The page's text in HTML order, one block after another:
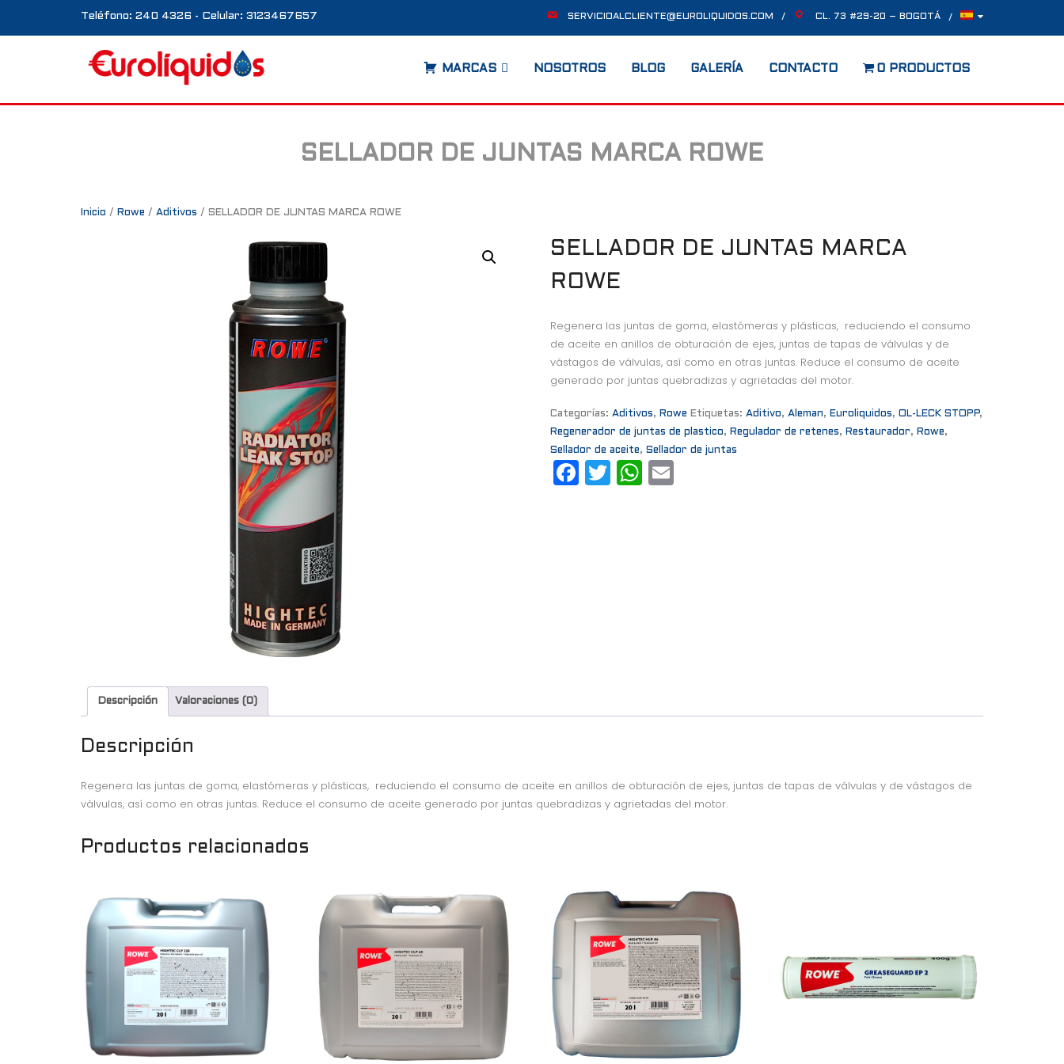
Teléfono: 240 4326 - Celular: 3123467657 SERVICIOALCLIENTE@EUROLIQUIDOS.COM CL. 73 #29-20 – BOGOTÁ
MARCAS NOSOTROS BLOG GALERÍA CONTACTO 0 PRODUCTOS
SELLADOR DE JUNTAS MARCA ROWE
Inicio / Rowe / Aditivos / SELLADOR DE JUNTAS MARCA ROWE
SELLADOR DE JUNTAS MARCA
ROWE
Regenera las juntas de goma, elastómeras y plásticas, reduciendo el consumo
de aceite en anillos de obturación de ejes, juntas de tapas de válvulas y de
vástagos de válvulas, así como en otras juntas. Reduce el consumo de aceite
generado por juntas quebradizas y agrietadas del motor.
Categorías: Aditivos, Rowe Etiquetas: Aditivo, Aleman, Euroliquidos, OL-LECK STOPP,
Regenerador de juntas de plastico, Regulador de retenes, Restaurador, Rowe,
Sellador de aceite, Sellador de juntas
F
T
W
Descripción Valoraciones (0)
Descripción
Regenera las juntas de goma, elastómeras y plásticas, reduciendo el consumo de aceite en anillos de obturación de ejes, juntas de tapas de válvulas y de vástagos de
válvulas, así como en otras juntas. Reduce el consumo de aceite generado por juntas quebradizas y agrietadas del motor.
Productos relacionados